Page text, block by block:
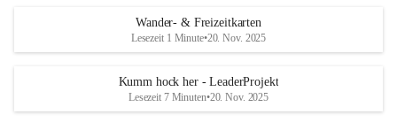
Wander- & Freizeitkarten
Lesezeit 1 Minute•20. Nov. 2025
Kumm hock her - LeaderProjekt
Lesezeit 7 Minuten•20. Nov. 2025